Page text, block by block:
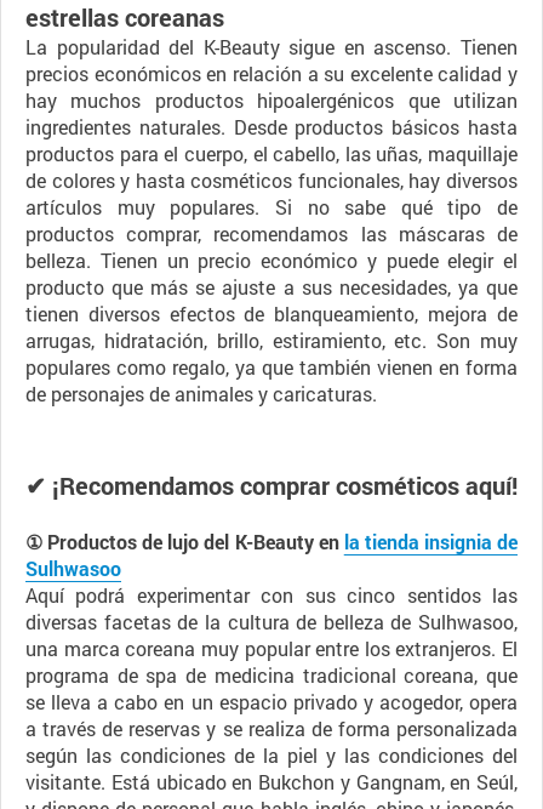
estrellas coreanas
La popularidad del K-Beauty sigue en ascenso. Tienen
precios económicos en relación a su excelente calidad y
hay muchos productos hipoalergénicos que utilizan
ingredientes naturales. Desde productos básicos hasta
productos para el cuerpo, el cabello, las uñas, maquillaje
de colores y hasta cosméticos funcionales, hay diversos
artículos muy populares. Si no sabe qué tipo de
productos comprar, recomendamos las máscaras de
belleza. Tienen un precio económico y puede elegir el
producto que más se ajuste a sus necesidades, ya que
tienen diversos efectos de blanqueamiento, mejora de
arrugas, hidratación, brillo, estiramiento, etc. Son muy
populares como regalo, ya que también vienen en forma
de personajes de animales y caricaturas.
✔ ¡Recomendamos comprar cosméticos aquí!
① Productos de lujo del K-Beauty en la tienda insignia de
Sulhwasoo
Aquí podrá experimentar con sus cinco sentidos las
diversas facetas de la cultura de belleza de Sulhwasoo,
una marca coreana muy popular entre los extranjeros. El
programa de spa de medicina tradicional coreana, que
se lleva a cabo en un espacio privado y acogedor, opera
a través de reservas y se realiza de forma personalizada
según las condiciones de la piel y las condiciones del
visitante. Está ubicado en Bukchon y Gangnam, en Seúl,